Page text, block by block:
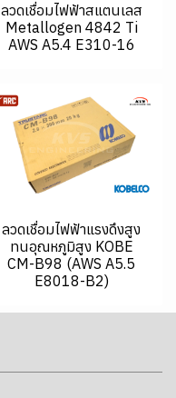
ลวดเชื่อมไฟฟ้าสแตนเลส
Metallogen 4842 Ti
AWS A5.4 E310-16
ลวดเชื่อมไฟฟ้าแรงดึงสูง
ทนอุณหภูมิสูง KOBE
CM-B98 (AWS A5.5
E8018-B2)